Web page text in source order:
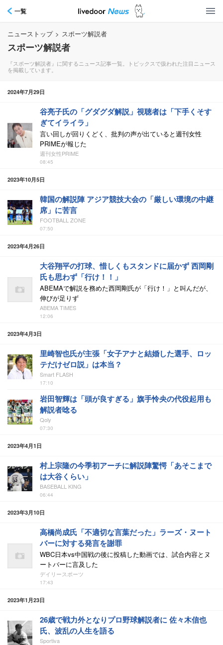
一覧
ニューストップ > スポーツ解説者
スポーツ解説者
『スポーツ解説者』に関するニュース記事一覧。トピックスで扱われた注目ニュース
を掲載しています。
2024年7月29日
谷亮子氏の「グダグダ解説」視聴者は「下手くそす
ぎてイライラ」
言い回しが回りくどく、批判の声が出ていると週刊女性
PRIMEが報じた
週刊女性PRIME
08:45
2023年10月5日
韓国の解説陣 アジア競技大会の「厳しい環境の中継
席」に苦言
FOOTBALL ZONE
07:50
2023年4月26日
大谷翔平の打球、惜しくもスタンドに届かず 西岡剛
氏も思わず「行け！！」
ABEMAで解説を務めた西岡剛氏が「行け！」と叫んだが、
伸びが足りず
ABEMA TIMES
12:06
2023年4月3日
里崎智也氏が主張「女子アナと結婚した選手、ロッ
テだけゼロ説」は本当？
Smart FLASH
17:10
岩田智輝は「頭が良すぎる」旗手怜央の代役起用も
解説者唸る
Qoly
07:30
2023年4月1日
村上宗隆の今季初アーチに解説陣驚愕「あそこまで
は大谷くらい」
BASEBALL KING
06:44
2023年3月10日
高橋尚成氏「不適切な言葉だった」ラーズ・ヌート
バーに対する発言を謝罪
WBC日本vs中国戦の後に投稿した動画では、試合内容とヌ
ートバーに言及した
デイリースポーツ
17:43
2023年1月23日
26歳で戦力外となりプロ野球解説者に 佐々木信也
氏、波乱の人生を語る
Sportiva